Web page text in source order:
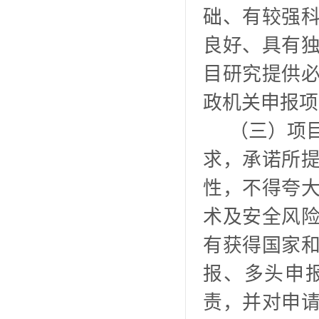
础、有较强
良好、具有
目研究提供
政机关申报
（三）
求，承诺所
性，不得夸
术及安全风
有获得国家
报、多头申
责，并对申